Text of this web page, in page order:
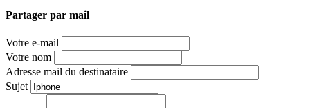
Partager par mail
Votre e-mail
Votre nom
Adresse mail du destinataire
Sujet